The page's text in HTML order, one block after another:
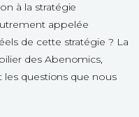
Español
العربية
à la stratégie
appelée
de cette stratégie ? La
des Abenomics,
les questions que nous